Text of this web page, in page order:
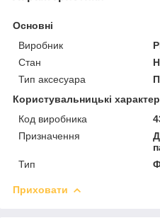
Основні
Виробник
Стан
Тип аксесуара
Користувальницькі
Код виробника
Призначення
Тип
Приховати